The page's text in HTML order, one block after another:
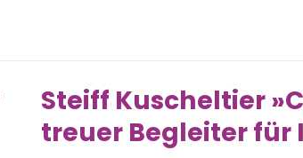
Steiff Kuscheltier
treuer Begleiter für